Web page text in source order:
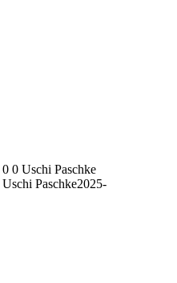
0 0 Uschi Paschke
Uschi Paschke2025-